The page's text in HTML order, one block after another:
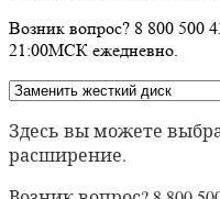
Возник вопрос? 8 800 500
21:00МСК ежедневно.
Здесь вы можете
расширение.